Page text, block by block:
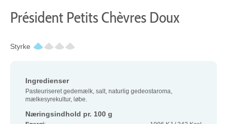
Président Petits Chèvres Doux
Styrke
Ingredienser
Pasteuriseret gedemælk, salt, naturlig gedeostaroma,
mælkesyrekultur, løbe.
Næringsindhold pr. 100 g